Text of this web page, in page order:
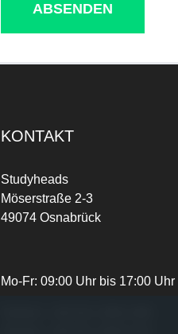
ABSENDEN
KONTAKT
Studyheads
Möserstraße 2-3
49074 Osnabrück
Mo-Fr: 09:00 Uhr bis 17:00 Uhr